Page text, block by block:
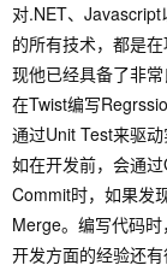
对.NET、
的所有技术，都是
现他已经具备了非
在Twist编写
通过Unit Test来驱
如在开发前，会通
Commit时，如果发
Merge。编写代码
开发方面的经验还